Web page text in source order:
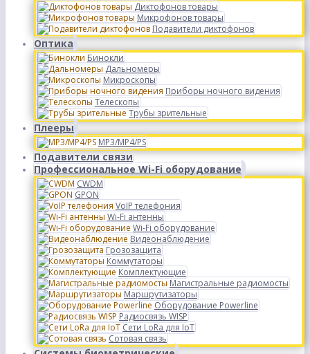
Диктофонов товары
Микрофонов товары
Подавители диктофонов
Оптика
Бинокли
Дальномеры
Микроскопы
Приборы ночного видения
Телескопы
Трубы зрительные
Плееры
MP3/MP4/PS
Подавители связи
Профессиональное Wi-Fi оборудование
CWDM
GPON
VoIP телефония
Wi-Fi антенны
Wi-Fi оборудование
Видеонаблюдение
Грозозащита
Коммутаторы
Комплектующие
Магистральные радиомосты
Маршрутизаторы
Оборудование Powerline
Радиосвязь WISP
Сети LoRa для IoT
Сотовая связь